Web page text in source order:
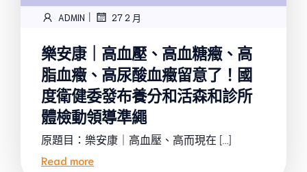
ADMIN | 27 2 月
樂安康｜高血壓、高血糖癥、高
脂血癥、高尿酸血癥留意了！國
度衛健委發布養分和活森和診所
體檢動領導準繩
原題目：樂安康｜高血壓、高而現在 […]
Read more